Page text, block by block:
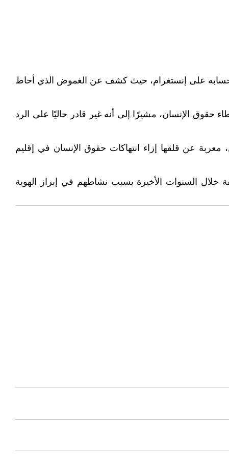
حسابه على إنستغرام، حيث كشف عن الغموض الذي أحاط
الإنسان، مشيرًا إلى أنه غير قادر حاليًا على الرد
عن قلقها إزاء انتهاكات حقوق الإنسان في إقليم
خلال السنوات الأخيرة بسبب نشاطهم في إبراز الهوية